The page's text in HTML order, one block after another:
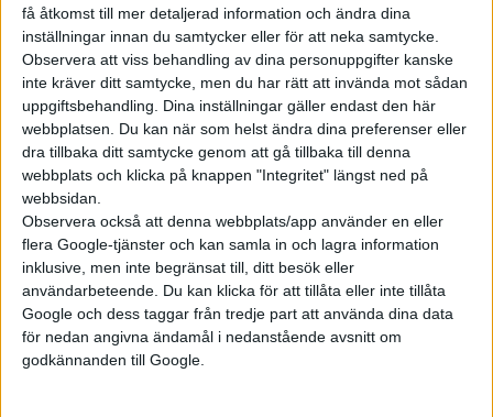
få åtkomst till mer detaljerad information och ändra dina
inställningar innan du samtycker eller för att neka samtycke.
Observera att viss behandling av dina personuppgifter kanske
inte kräver ditt samtycke, men du har rätt att invända mot sådan
uppgiftsbehandling. Dina inställningar gäller endast den här
webbplatsen. Du kan när som helst ändra dina preferenser eller
dra tillbaka ditt samtycke genom att gå tillbaka till denna
webbplats och klicka på knappen "Integritet" längst ned på
webbsidan.
Observera också att denna webbplats/app använder en eller
flera Google-tjänster och kan samla in och lagra information
inklusive, men inte begränsat till, ditt besök eller
användarbeteende. Du kan klicka för att tillåta eller inte tillåta
Google och dess taggar från tredje part att använda dina data
för nedan angivna ändamål i nedanstående avsnitt om
godkännanden till Google.
Mest lästa
5 aug 2026
Uppgift: då kommer Volvos nya eldrivna volymmodell EX50
5 aug 2026
Så räddar solceller tillverkningen av BMW iX3
6 aug 2026
Nu även Byd – då vill jätten tillverka solid state-batterier
5 aug 2026
Krönika: Laddningen blir dyrare i höst – grön energi enda
räddningen
6 aug 2026
Volvokoncernen samarbetar med Toyota kring vätgas för tung
trafik